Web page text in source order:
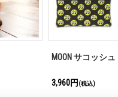
MOON サコッシュ
3,960円 (税込)